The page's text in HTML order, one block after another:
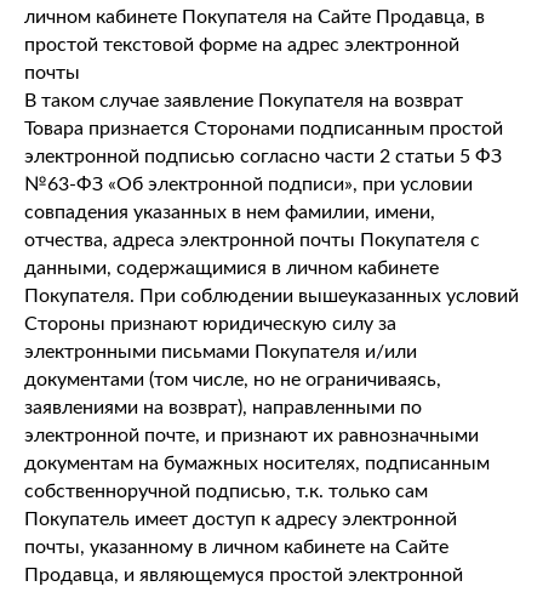
личном кабинете Покупателя на Сайте Продавца, в
простой текстовой форме на адрес электронной
почты
В таком случае заявление Покупателя на возврат
Товара признается Сторонами подписанным простой
электронной подписью согласно части 2 статьи 5 ФЗ
№63-ФЗ «Об электронной подписи», при условии
совпадения указанных в нем фамилии, имени,
отчества, адреса электронной почты Покупателя с
данными, содержащимися в личном кабинете
Покупателя. При соблюдении вышеуказанных условий
Стороны признают юридическую силу за
электронными письмами Покупателя и/или
документами (том числе, но не ограничиваясь,
заявлениями на возврат), направленными по
электронной почте, и признают их равнозначными
документам на бумажных носителях, подписанным
собственноручной подписью, т.к. только сам
Покупатель имеет доступ к адресу электронной
почты, указанному в личном кабинете на Сайте
Продавца, и являющемуся простой электронной